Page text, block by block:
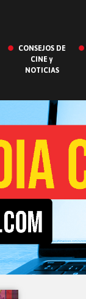
CONSEJOS DE
CINE y
NOTICIAS